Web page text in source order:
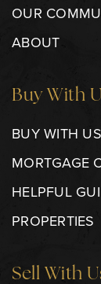
OUR
ABOUT
Buy With
BUY WITH US
MORTGAGE
HELPFUL
PROPERTIES
Sell With